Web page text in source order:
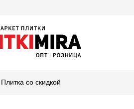
Плитка со скидкой